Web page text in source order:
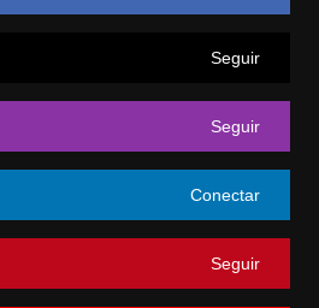
Seguir
Seguir
Conectar
Seguir